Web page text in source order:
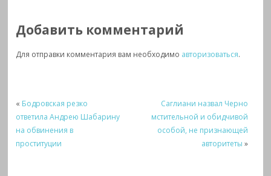
Добавить комментарий
Для отправки комментария вам необходимо авторизоваться.
« Бодровская резко
ответила Андрею Шабарину
на обвинения в
проституции
Саглиани назвал Черно
мстительной и обидчивой
особой, не признающей
авторитеты »